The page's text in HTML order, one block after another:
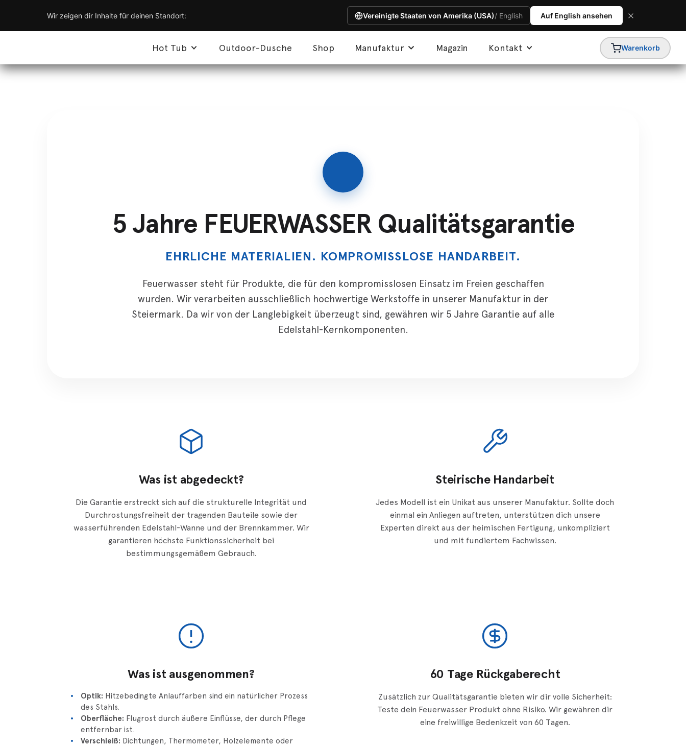
Wir zeigen dir Inhalte für deinen Standort: Vereinigte Staaten von Amerika (USA)/ English Auf English ansehen
Hot Tub Outdoor-Dusche Shop Manufaktur Magazin Kontakt Warenkorb
5 Jahre FEUERWASSER Qualitätsgarantie
EHRLICHE MATERIALIEN. KOMPROMISSLOSE HANDARBEIT.
Feuerwasser steht für Produkte, die für den kompromisslosen Einsatz im Freien geschaffen
wurden. Wir verarbeiten ausschließlich hochwertige Werkstoffe in unserer Manufaktur in der
Steiermark. Da wir von der Langlebigkeit überzeugt sind, gewähren wir 5 Jahre Garantie auf alle
Edelstahl-Kernkomponenten.
Was ist abgedeckt?
Die Garantie erstreckt sich auf die strukturelle Integrität und
Durchrostungsfreiheit der tragenden Bauteile sowie der
wasserführenden Edelstahl-Wanne und der Brennkammer. Wir
garantieren höchste Funktionssicherheit bei
bestimmungsgemäßem Gebrauch.
Steirische Handarbeit
Jedes Modell ist ein Unikat aus unserer Manufaktur. Sollte doch
einmal ein Anliegen auftreten, unterstützen dich unsere
Experten direkt aus der heimischen Fertigung, unkompliziert
und mit fundiertem Fachwissen.
Was ist ausgenommen?
Optik: Hitzebedingte Anlauffarben sind ein natürlicher Prozess
des Stahls.
Oberfläche: Flugrost durch äußere Einflüsse, der durch Pflege
entfernbar ist.
Verschleiß: Dichtungen, Thermometer, Holzelemente oder
60 Tage Rückgaberecht
Zusätzlich zur Qualitätsgarantie bieten wir dir volle Sicherheit:
Teste dein Feuerwasser Produkt ohne Risiko. Wir gewähren dir
eine freiwillige Bedenkzeit von 60 Tagen.